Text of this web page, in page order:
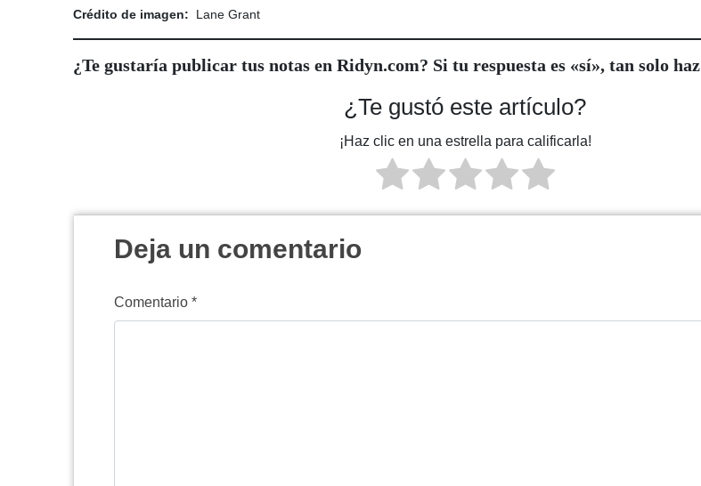
Crédito de imagen: Lane Grant
¿Te gustaría publicar tus notas en Ridyn.com? Si tu respuesta es «sí», tan solo haz
¿Te gustó este artículo?
¡Haz clic en una estrella para calificarla!
Deja un comentario
Comentario *